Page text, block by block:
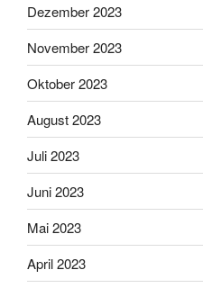
Dezember 2023
November 2023
Oktober 2023
August 2023
Juli 2023
Juni 2023
Mai 2023
April 2023